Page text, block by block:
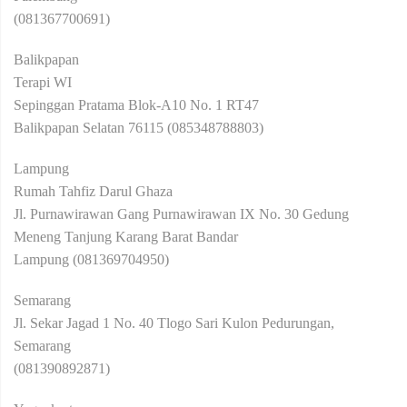
(081367700691)
Balikpapan
Terapi WI
Sepinggan Pratama Blok-A10 No. 1 RT47
Balikpapan Selatan 76115 (085348788803)
Lampung
Rumah Tahfiz Darul Ghaza
Jl. Purnawirawan Gang Purnawirawan IX No. 30 Gedung
Meneng Tanjung Karang Barat Bandar
Lampung (081369704950)
Semarang
Jl. Sekar Jagad 1 No. 40 Tlogo Sari Kulon Pedurungan,
Semarang
(081390892871)